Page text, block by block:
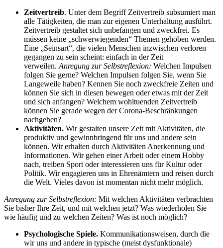
Zeitvertreib. Unter dem Begriff Zeitvertreib subsumiert man
alle Tätigkeiten, die man zur eigenen Unterhaltung ausführt.
Zeitvertreib gestaltet sich unbefangen und zweckfrei. Es
müssen keine „schwerwiegenden“ Themen gehoben werden.
Eine „Seinsart“, die vielen Menschen inzwischen verloren
gegangen zu sein scheint: einfach in der Zeit
verweilen. Anregung zur Selbstreflexion: Welchen Impulsen
folgen Sie gerne? Welchen Impulsen folgen Sie, wenn Sie
Langeweile haben? Kennen Sie noch zweckfreie Zeiten und
können Sie sich in diesen bewegen oder etwas mit der Zeit
und sich anfangen? Welchem wohltuenden Zeitvertreib
können Sie gerade wegen der Corona-Beschränkungen
nachgehen?
Aktivitäten. Wir gestalten unsere Zeit mit Aktivitäten, die
produktiv und gewinnbringend für uns und andere sein
können. Wir erhalten durch Aktivitäten Anerkennung und
Informationen. Wir gehen einer Arbeit oder einem Hobby
nach, treiben Sport oder interessieren uns für Kultur oder
Politik. Wir engagieren uns in Ehrenämtern und reisen durch
die Welt. Vieles davon ist momentan nicht mehr möglich.
Anregung zur Selbstreflexion: Mit welchen Aktivitäten verbrachten
Sie bisher Ihre Zeit, und mit welchen jetzt? Was wiederholen Sie
wie häufig und zu welchen Zeiten? Was ist noch möglich?
Psychologische Spiele. Kommunikationsweisen, durch die
wir uns und andere in typische (meist dysfunktionale)